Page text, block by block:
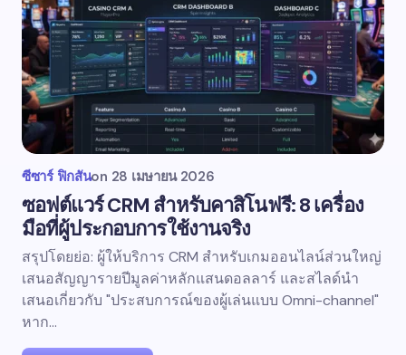
ซีซาร์ ฟิกสันon 28 เมษายน 2026
ซอฟต์แวร์ CRM สำหรับคาสิโนฟรี: 8 เครื่อง
มือที่ผู้ประกอบการใช้งานจริง
สรุปโดยย่อ: ผู้ให้บริการ CRM สำหรับเกมออนไลน์ส่วนใหญ่
เสนอสัญญารายปีมูลค่าหลักแสนดอลลาร์ และสไลด์นำ
เสนอเกี่ยวกับ "ประสบการณ์ของผู้เล่นแบบ Omni-channel"
หาก...